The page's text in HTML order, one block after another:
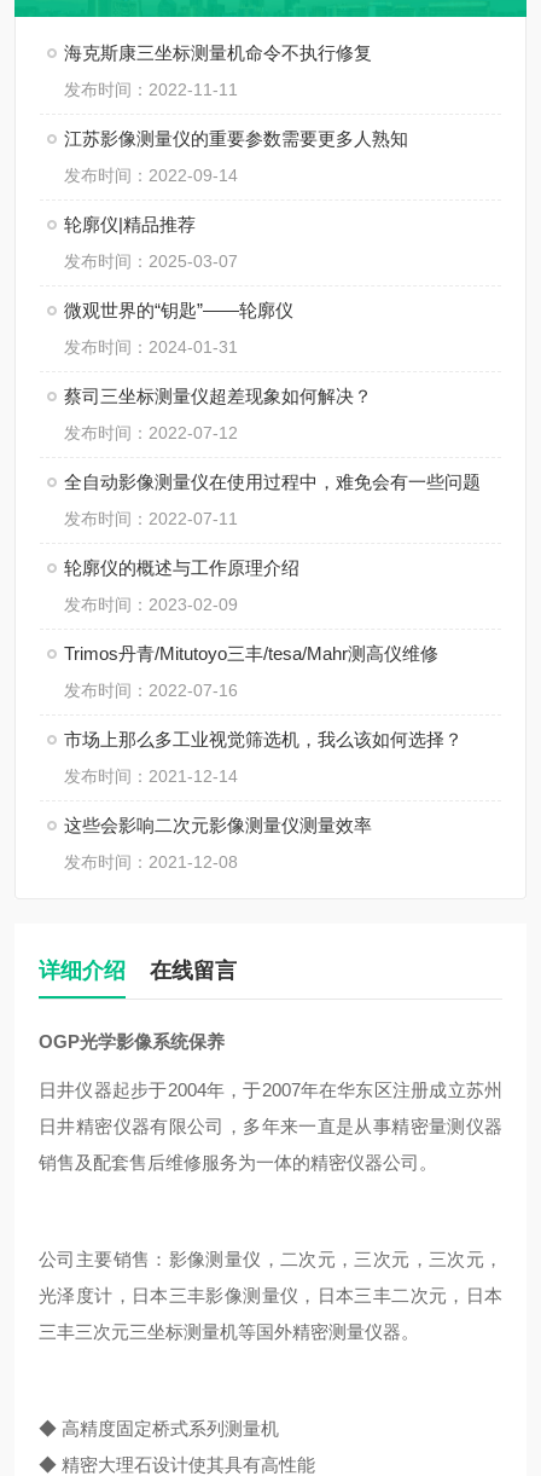
海克斯康三坐标测量机命令不执行修复
发布时间：2022-11-11
江苏影像测量仪的重要参数需要更多人熟知
发布时间：2022-09-14
轮廓仪|精品推荐
发布时间：2025-03-07
微观世界的“钥匙”——轮廓仪
发布时间：2024-01-31
蔡司三坐标测量仪超差现象如何解决？
发布时间：2022-07-12
全自动影像测量仪在使用过程中，难免会有一些问题
发布时间：2022-07-11
轮廓仪的概述与工作原理介绍
发布时间：2023-02-09
Trimos丹青/Mitutoyo三丰/tesa/Mahr测高仪维修
发布时间：2022-07-16
市场上那么多工业视觉筛选机，我么该如何选择？
发布时间：2021-12-14
这些会影响二次元影像测量仪测量效率
发布时间：2021-12-08
详细介绍 在线留言
OGP光学影像系统保养
日井仪器起步于2004年，于2007年在华东区注册成立苏州
日井精密仪器有限公司，多年来一直是从事精密量测仪器
销售及配套售后维修服务为一体的精密仪器公司。
公司主要销售：影像测量仪，二次元，三次元，三次元，
光泽度计，日本三丰影像测量仪，日本三丰二次元，日本
三丰三次元三坐标测量机等国外精密测量仪器。
◆ 高精度固定桥式系列测量机
◆ 精密大理石设计使其具有高性能